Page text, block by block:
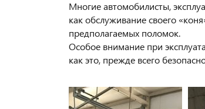
Многие автомобилисты,
как обслуживание своего
предполагаемых поломок.
Особое внимание при
как это, прежде всего